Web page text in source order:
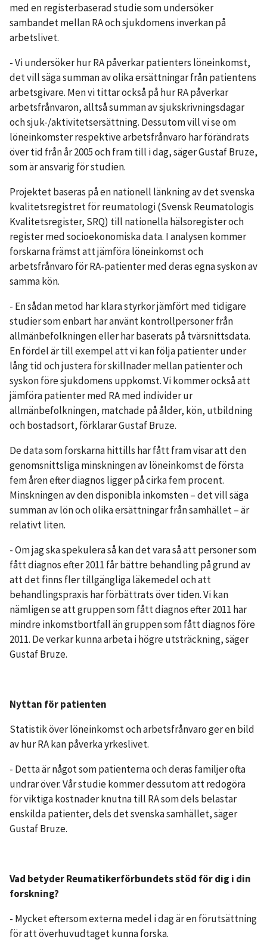
med en registerbaserad studie som undersöker
sambandet mellan RA och sjukdomens inverkan på
arbetslivet.
- Vi undersöker hur RA påverkar patienters löneinkomst,
det vill säga summan av olika ersättningar från patientens
arbetsgivare. Men vi tittar också på hur RA påverkar
arbetsfrånvaron, alltså summan av sjukskrivningsdagar
och sjuk-/aktivitetsersättning. Dessutom vill vi se om
löneinkomster respektive arbetsfrånvaro har förändrats
över tid från år 2005 och fram till i dag, säger Gustaf Bruze,
som är ansvarig för studien.
Projektet baseras på en nationell länkning av det svenska
kvalitetsregistret för reumatologi (Svensk Reumatologis
Kvalitetsregister, SRQ) till nationella hälsoregister och
register med socioekonomiska data. I analysen kommer
forskarna främst att jämföra löneinkomst och
arbetsfrånvaro för RA-patienter med deras egna syskon av
samma kön.
- En sådan metod har klara styrkor jämfört med tidigare
studier som enbart har använt kontrollpersoner från
allmänbefolkningen eller har baserats på tvärsnittsdata.
En fördel är till exempel att vi kan följa patienter under
lång tid och justera för skillnader mellan patienter och
syskon före sjukdomens uppkomst. Vi kommer också att
jämföra patienter med RA med individer ur
allmänbefolkningen, matchade på ålder, kön, utbildning
och bostadsort, förklarar Gustaf Bruze.
De data som forskarna hittills har fått fram visar att den
genomsnittsliga minskningen av löneinkomst de första
fem åren efter diagnos ligger på cirka fem procent.
Minskningen av den disponibla inkomsten – det vill säga
summan av lön och olika ersättningar från samhället – är
relativt liten.
- Om jag ska spekulera så kan det vara så att personer som
fått diagnos efter 2011 får bättre behandling på grund av
att det finns fler tillgängliga läkemedel och att
behandlingspraxis har förbättrats över tiden. Vi kan
nämligen se att gruppen som fått diagnos efter 2011 har
mindre inkomstbortfall än gruppen som fått diagnos före
2011. De verkar kunna arbeta i högre utsträckning, säger
Gustaf Bruze.
Nyttan för patienten
Statistik över löneinkomst och arbetsfrånvaro ger en bild
av hur RA kan påverka yrkeslivet.
- Detta är något som patienterna och deras familjer ofta
undrar över. Vår studie kommer dessutom att redogöra
för viktiga kostnader knutna till RA som dels belastar
enskilda patienter, dels det svenska samhället, säger
Gustaf Bruze.
Vad betyder Reumatikerförbundets stöd för dig i din
forskning?
- Mycket eftersom externa medel i dag är en förutsättning
för att överhuvudtaget kunna forska.